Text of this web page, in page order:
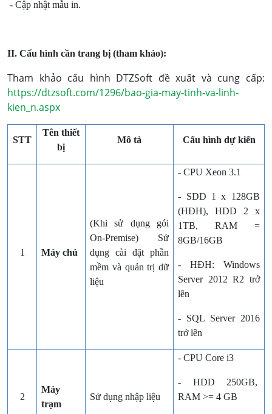
- Cập nhật mẫu in.
II. Cấu hình cần trang bị (tham khảo):
Tham khảo cấu hình DTZSoft đề xuất và cung cấp:
https://dtzsoft.com/1296/bao-gia-may-tinh-va-linh-
kien_n.aspx
STT
Tên thiết
bị
Mô tả Cấu hình dự kiến
1 Máy chủ
(Khi sử dụng gói
On-Premise) Sử
dụng cài đặt phần
mềm và quản trị dữ
liệu
- CPU Xeon 3.1
- SDD 1 x 128GB
(HĐH), HDD 2 x
1TB, RAM =
8GB/16GB
- HĐH: Windows
Server 2012 R2 trở
lên
- SQL Server 2016
trở lên
2
Máy
trạm
Sử dụng nhập liệu
- CPU Core i3
- HDD 250GB,
RAM >= 4 GB